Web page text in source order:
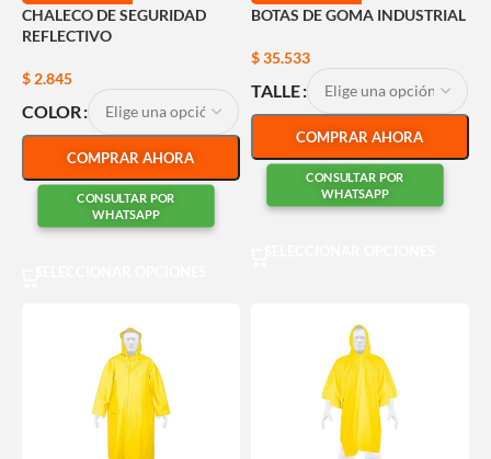
CHALECO DE SEGURIDAD
REFLECTIVO
$ 2.845
COLOR
COMPRAR AHORA
CONSULTAR POR
WHATSAPP
BOTAS DE GOMA INDUSTRIAL
$35.533
TALLE
COMPRAR AHORA
CONSULTAR POR
WHATSAPP